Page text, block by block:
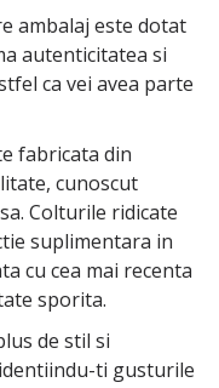
ambalaj este dotat
autenticitatea si
ca vei avea parte
fabricata din
cunoscut
Colturile ridicate
suplimentara in
cu cea mai recenta
sporita.
de stil si
ti gusturile